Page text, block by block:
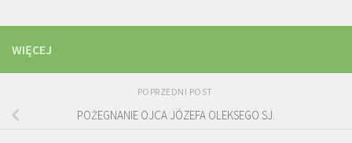
WIĘCEJ
POPRZEDNI POST
POŻEGNANIE OJCA JÓZEFA OLEKSEGO SJ.